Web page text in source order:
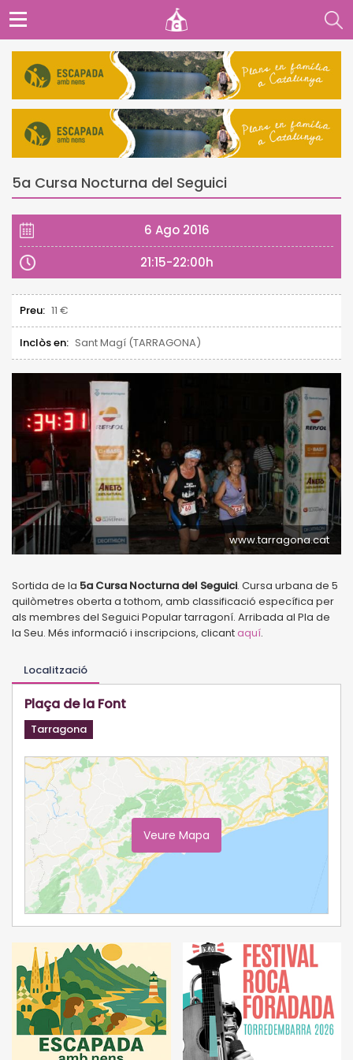
5a Cursa Nocturna del Seguici
6 Ago 2016
21:15-22:00h
Preu: 11 €
Inclòs en: Sant Magí (TARRAGONA)
www.tarragona.cat
Sortida de la 5a Cursa Nocturna del Seguici. Cursa urbana de 5
quilòmetres oberta a tothom, amb classificació específica per
als membres del Seguici Popular tarragoní. Arribada al Pla de
la Seu. Més informació i inscripcions, clicantaquí.
Localització
Plaça de la Font
Tarragona
Veure Mapa